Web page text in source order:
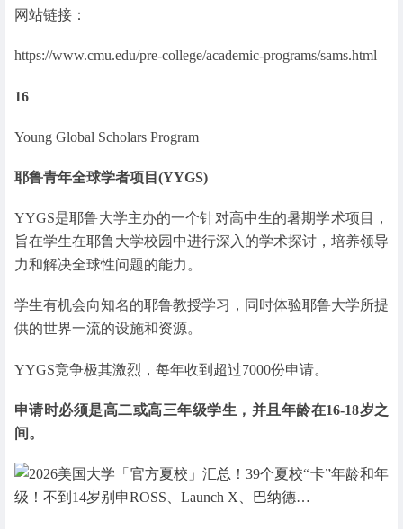
网站链接：
https://www.cmu.edu/pre-college/academic-programs/sams.html
16
Young Global Scholars Program
耶鲁青年全球学者项目(YYGS)
YYGS是耶鲁大学主办的一个针对高中生的暑期学术项目，
旨在学生在耶鲁大学校园中进行深入的学术探讨，培养领导
力和解决全球性问题的能力。
学生有机会向知名的耶鲁教授学习，同时体验耶鲁大学所提
供的世界一流的设施和资源。
YYGS竞争极其激烈，每年收到超过7000份申请。
申请时必须是高二或高三年级学生，并且年龄在16-18岁之
间。